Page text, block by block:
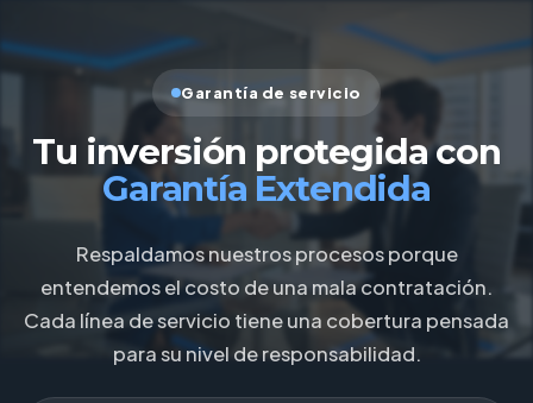
Garantía de servicio
Tu inversión protegida con
Garantía Extendida
Respaldamos nuestros procesos porque
entendemos el costo de una mala contratación.
Cada línea de servicio tiene una cobertura pensada
para su nivel de responsabilidad.